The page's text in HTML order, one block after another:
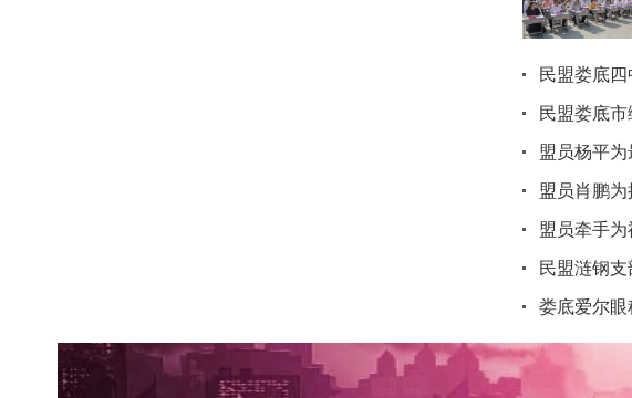
民盟娄底
民盟娄底
盟员杨平
盟员肖鹏
盟员牵手为
民盟涟钢
娄底爱尔